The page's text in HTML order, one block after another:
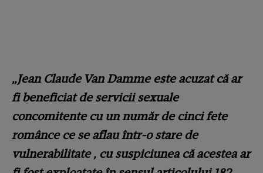
„Jean Claude Van Damme este acuzat că ar
fi beneficiat de servicii sexuale
concomitente cu un număr de cinci fete
românce ce se aflau într-o stare de
vulnerabilitate , cu suspiciunea că acestea ar